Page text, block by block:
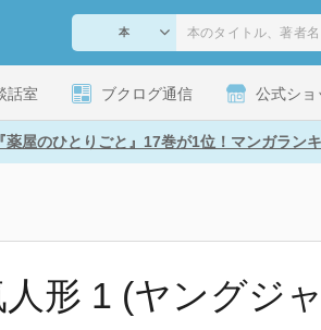
話室 ブクログ通信 公式ショ
薬屋のひとりごと』17巻が1位！マンガラン
形 1 (ヤングジ